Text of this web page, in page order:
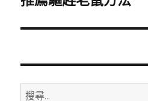
文
搜